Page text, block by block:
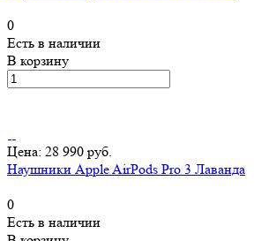
0
Есть в наличии
В корзину
Цена: 28 990 руб.
Наушники Apple AirPods Pro 3 Лаванда
0
Есть в наличии